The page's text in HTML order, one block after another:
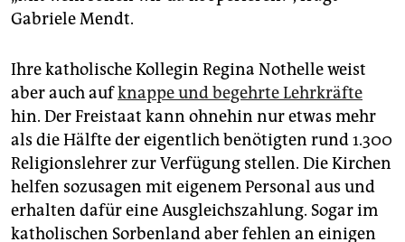
Gabriele Mendt.
Ihre katholische Kollegin Regina Nothelle weist
aber auch aufknappe und begehrte Lehrkräfte
hin. Der Freistaat kann ohnehin nur etwas mehr
als die Hälfte der eigentlich benötigten rund 1.300
Religionslehrer zur Verfügung stellen. Die Kirchen
helfen sozusagen mit eigenem Personal aus und
erhalten dafür eine Ausgleichszahlung. Sogar im
katholischen Sorbenland aber fehlen an einigen